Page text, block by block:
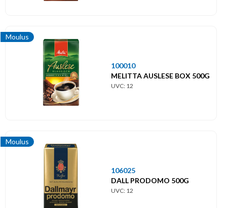
Candybars
Confiseries
Lait
Petit-déjeuner
Préparations desserts
Moulus
100010
MELITTA AUSLESE BOX 500G
UVC: 12
Moulus
106025
DALL PRODOMO 500G
UVC: 12